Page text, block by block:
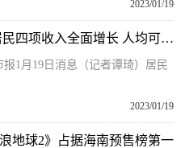
2023/01/19
今日热文：2022年海南农村居民四项收入全面增长 人均可支配收入达19117元
1月19日消息（记者谭琦）居民
2023/01/19
地球2》占据海南预售榜第一